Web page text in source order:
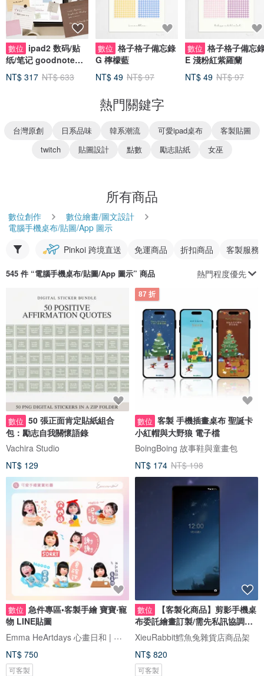
數位 ipad2 数码/贴
纸/笔记 goodnote
sticker daily memo
每週電子手
NT$ 317 NT$ 633
數位 格子格子備忘錄
G 檸檬藍
NT$ 49 NT$ 97
數位 格子格子備忘
E 淺粉紅紫羅蘭
NT$ 49 NT$ 97
熱門關鍵字
台灣原創 日系品味 韓系潮流 可愛ipad桌布
客製貼圖
twitch
貼圖設計 點數 勵志貼紙 女巫
所有商品
數位創作
數位繪畫/圖文設計
電腦手機桌布/貼圖/App 圖示
Pinkoi 跨境直送
免運商品 折扣商品 客製服務
545 件 “電腦手機桌布/貼圖/App 圖示” 商品 熱門程度優先
數位 50 張正面肯定貼紙組合
包：勵志自我關懷語錄
Vachira Studio
NT$ 129
87 折
數位 客製 手機插畫桌布 聖誕卡
小紅帽與大野狼 電子檔
BoingBoing 故事鞋與童畫包
NT$ 174 NT$ 198
數位 急件專區•客製手繪 寶寶‧寵
物 LINE貼圖
Emma HeArtdays 心畫日和 | 可愛Q版似顏繪 | 插畫喜帖
NT$ 750
可客製
數位
【客製化商品】剪影手機桌
布委託繪畫訂製/需先私訊協調及
估價
XieuRabbit鱈魚兔雜貨店商品架
NT$ 820
可客製